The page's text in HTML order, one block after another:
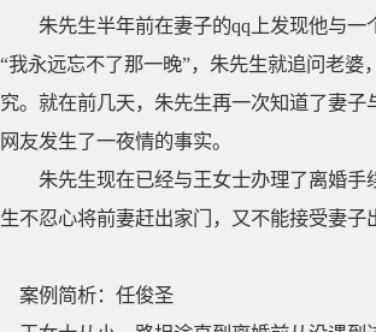
朱先生半年前在妻子的qq上发现他与一
“我永远忘不了那一晚”，朱先生就追问老
究。就在前几天，朱先生再一次知道了妻
网友发生了一夜情的事实。
朱先生现在已经与王女士办理了离婚手
生不忍心将前妻赶出家门，又不能接受妻
案例简析：任俊圣